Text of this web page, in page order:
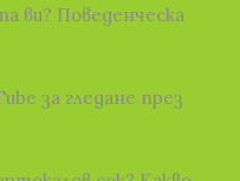
ви? Поведенческа
за гледане през